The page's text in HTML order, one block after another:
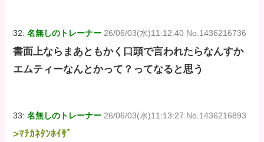
32:名無しのトレーナー 26/06/03(水)11:12:40 No.1436216736
書面上ならまあともかく口頭で言われたらなんすか
エムティーなんとかって？ってなると思う
33:名無しのトレーナー 26/06/03(水)11:13:27 No.1436216893
>ﾏﾁｶﾈﾀﾝﾎｲｻﾞ